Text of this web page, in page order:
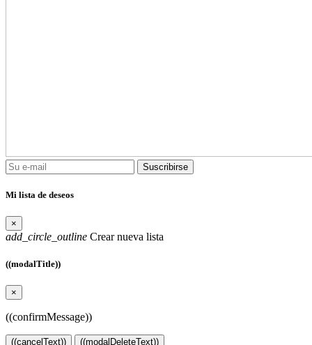
Suscribirse
Mi lista de deseos
×
add_circle_outline Crear nueva lista
((modalTitle))
×
((confirmMessage))
((cancelText)) ((modalDeleteText))